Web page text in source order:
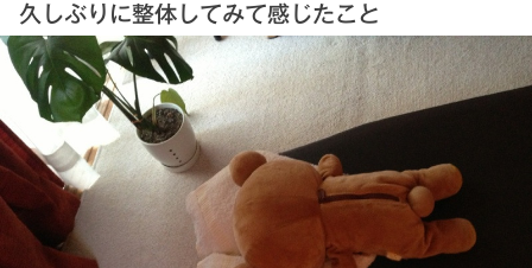
久しぶりに整体してみて感じたこと